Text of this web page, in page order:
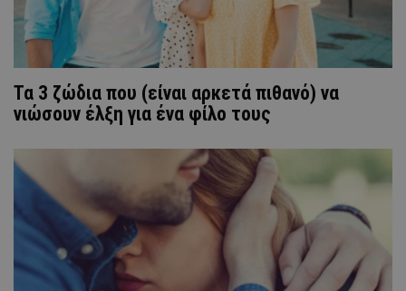
Τα 3 ζώδια που (είναι αρκετά πιθανό) να
νιώσουν έλξη για ένα φίλο τους